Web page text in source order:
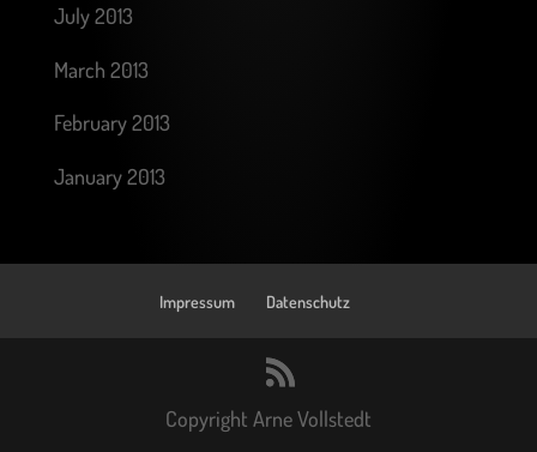
July 2013
March 2013
February 2013
January 2013
Impressum Datenschutz
Copyright Arne Vollstedt